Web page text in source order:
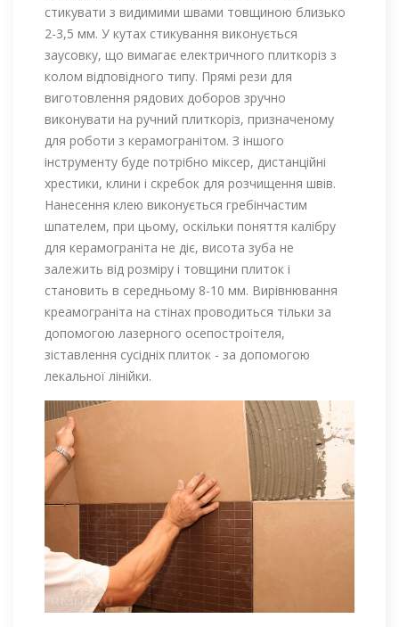
стикувати з видимими швами товщиною близько
2-3,5 мм. У кутах стикування виконується
заусовку, що вимагає електричного плиткоріз з
колом відповідного типу. Прямі рези для
виготовлення рядових доборов зручно
виконувати на ручний плиткоріз, призначеному
для роботи з керамогранітом. З іншого
інструменту буде потрібно міксер, дистанційні
хрестики, клини і скребок для розчищення швів.
Нанесення клею виконується гребінчастим
шпателем, при цьому, оскільки поняття калібру
для керамограніта не діє, висота зуба не
залежить від розміру і товщини плиток і
становить в середньому 8-10 мм. Вирівнювання
креамограніта на стінах проводиться тільки за
допомогою лазерного осепостроітеля,
зіставлення сусідніх плиток - за допомогою
лекальної лінійки.